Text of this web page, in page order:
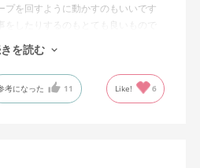
プを回すように動かすのもいいです
をしたりするのもとても良いもので
けではないのですが、オフィスで揺
すが、自宅なら何も気にせずに使え
レストありで購入して良かったと思
ちゃんとあります。
を読む
考になった 11 Like! 6